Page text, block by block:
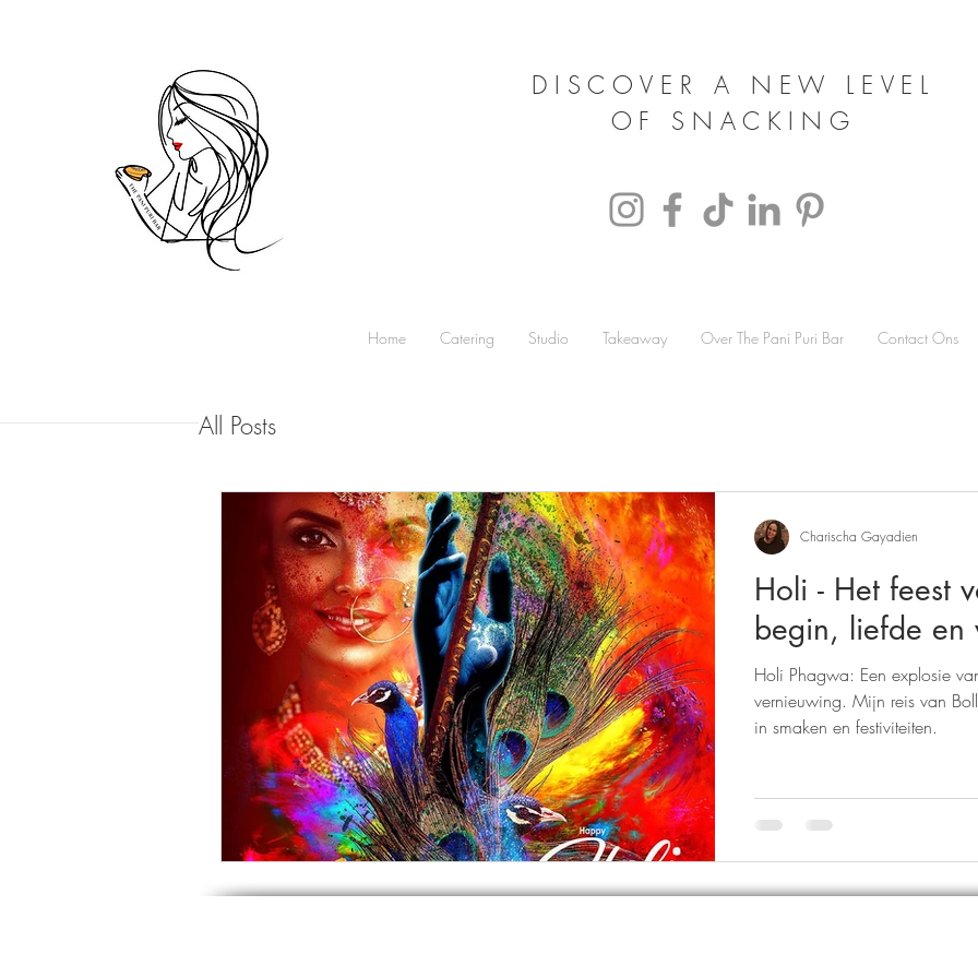
DISCOVER A NEW LEVEL
OF SNACKING
Home Catering Studio Takeaway Over The Pani Puri Bar Contact Ons
All Posts
Holi - Het feest
begin, liefde en
Holi Phagwa: Een explosie
vernieuwing. Mijn reis van
in smaken en festiviteiten.
Charischa Gayadien